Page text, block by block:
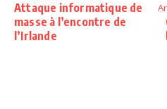
Attaque informatique de
masse à l’encontre de
l’Irlande